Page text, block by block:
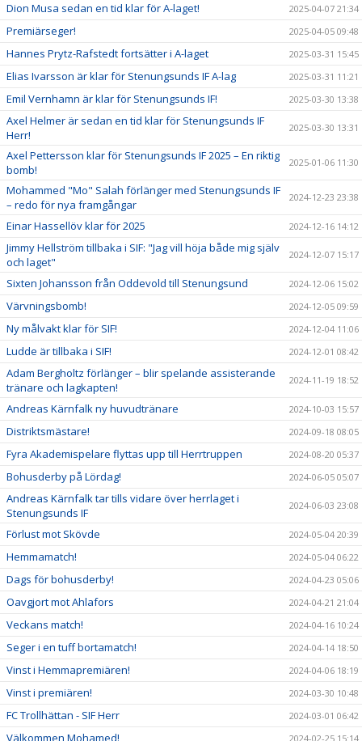
Dion Musa sedan en tid klar för A-laget! 2025-04-07 21:34
Premiärseger! 2025-04-05 09:48
Hannes Prytz-Rafstedt fortsätter i A-laget 2025-03-31 15:45
Elias Ivarsson är klar för Stenungsunds IF A-lag 2025-03-31 11:21
Emil Vernhamn är klar för Stenungsunds IF! 2025-03-30 13:38
Axel Helmer är sedan en tid klar för Stenungsunds IF
Herr!
2025-03-30 13:31
Axel Pettersson klar för Stenungsunds IF 2025 – En riktig
bomb!
2025-01-06 11:30
Mohammed "Mo" Salah förlänger med Stenungsunds IF
– redo för nya framgångar
2024-12-23 23:38
Einar Hassellöv klar för 2025 2024-12-16 14:12
Jimmy Hellström tillbaka i SIF: "Jag vill höja både mig själv
och laget"
2024-12-07 15:17
Sixten Johansson från Oddevold till Stenungsund 2024-12-06 15:02
Värvningsbomb! 2024-12-05 09:59
Ny målvakt klar för SIF! 2024-12-04 11:06
Ludde är tillbaka i SIF! 2024-12-01 08:42
Adam Bergholtz förlänger – blir spelande assisterande
tränare och lagkapten!
2024-11-19 18:52
Andreas Kärnfalk ny huvudtränare 2024-10-03 15:57
Distriktsmästare! 2024-09-18 08:05
Fyra Akademispelare flyttas upp till Herrtruppen 2024-08-20 05:37
Bohusderby på Lördag! 2024-06-05 05:07
Andreas Kärnfalk tar tills vidare över herrlaget i
Stenungsunds IF
2024-06-03 23:08
Förlust mot Skövde 2024-05-04 20:39
Hemmamatch! 2024-05-04 06:22
Dags för bohusderby! 2024-04-23 05:06
Oavgjort mot Ahlafors 2024-04-21 21:04
Veckans match! 2024-04-16 10:24
Seger i en tuff bortamatch! 2024-04-14 18:50
Vinst i Hemmapremiären! 2024-04-06 18:19
Vinst i premiären! 2024-03-30 10:48
FC Trollhättan - SIF Herr 2024-03-01 06:42
Välkommen Mohamed! 2024-02-25 15:14